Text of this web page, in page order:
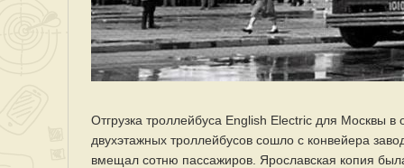
Отгрузка троллейбуса English Electric для Москвы
двухэтажных троллейбусов сошло с конвейера
вмещал сотню пассажиров. Ярославская копия